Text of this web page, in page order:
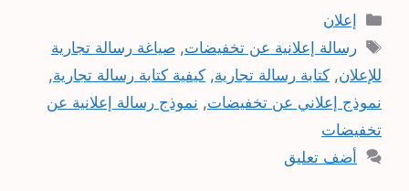
التصنيفات
إعلان
الوسوم
رسالة إعلانية عن تخفيضات,صياغة رسالة تجارية
للإعلان, كتابة رسالة تجارية, كيفية كتابة رسالة تجارية,
نموذج إعلاني عن تخفيضات, نموذج رسالة إعلانية عن
تخفيضات
أضف تعليق